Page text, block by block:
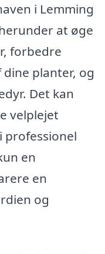
i Lemming
at øge
forbedre
planter, og
Det kan
velplejet
professionel
en
en
og